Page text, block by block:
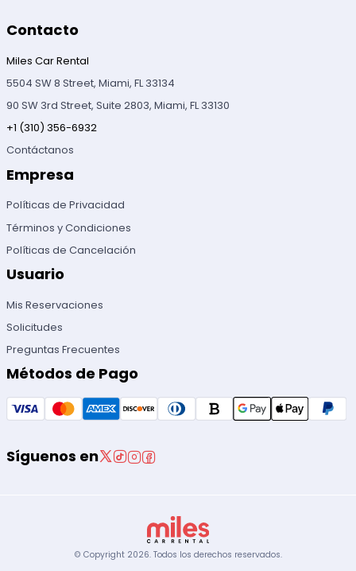
Contacto
Miles Car Rental
5504 SW 8 Street, Miami, FL 33134
90 SW 3rd Street, Suite 2803, Miami, FL 33130
+1 (310) 356-6932
Contáctanos
Empresa
Políticas de Privacidad
Términos y Condiciones
Políticas de Cancelación
Usuario
Mis Reservaciones
Solicitudes
Preguntas Frecuentes
Métodos de Pago
Síguenos en
© Copyright 2026. Todos los derechos reservados.